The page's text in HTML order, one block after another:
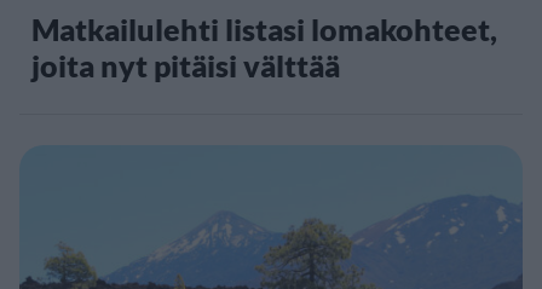
Matkailulehti listasi lomakohteet,
joita nyt pitäisi välttää